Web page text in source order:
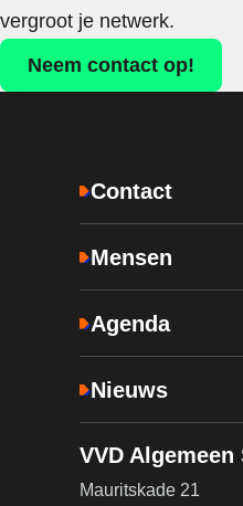
vergroot je netwerk.
Neem contact op!
Contact
Mensen
Agenda
Nieuws
VVD
Mauritskade 21